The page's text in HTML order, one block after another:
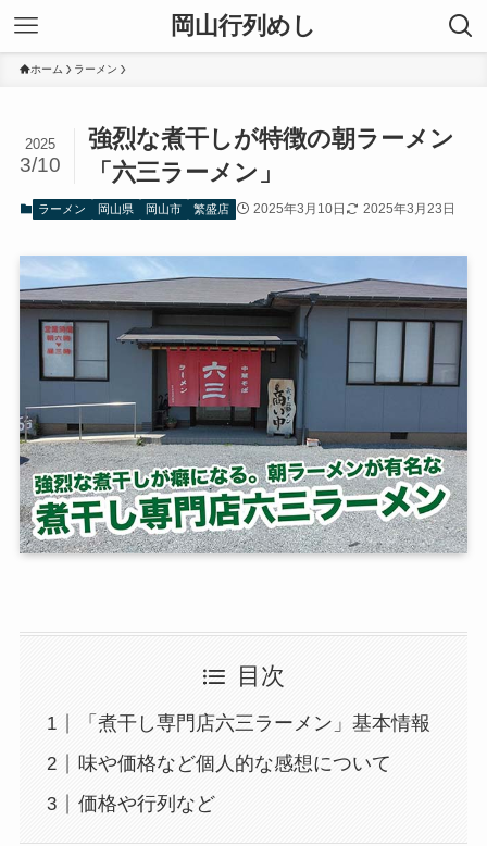
岡山行列めし
ホーム ラーメン
強烈な煮干しが特徴の朝ラーメン
「六三ラーメン」
2025
3/10
ラーメン 岡山県 岡山市 繁盛店 2025年3月10日 2025年3月23日
目次
「煮干し専門店六三ラーメン」基本情報
味や価格など個人的な感想について
価格や行列など